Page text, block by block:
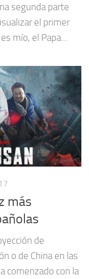
segunda parte
el primer
mío, el Papa...
más
de
o de China en las
comenzado con la